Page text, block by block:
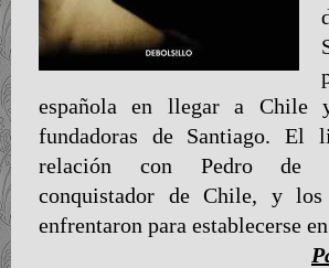
española en llegar a Chile
fundadoras de Santiago. El
relación con Pedro de
conquistador de Chile, y los
enfrentaron para establecerse